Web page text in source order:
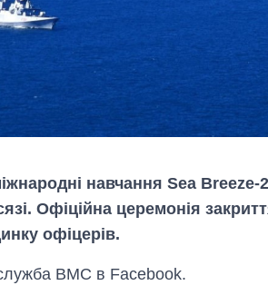
навчання Sea Breeze-
Офіційна церемонія
офіцерів.
ВМС в Facebook.